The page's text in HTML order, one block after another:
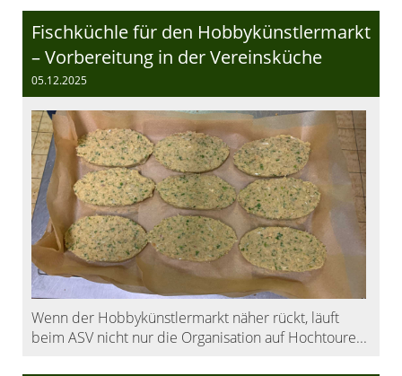
Fischküchle für den Hobbykünstlermarkt
– Vorbereitung in der Vereinsküche
05.12.2025
Wenn der Hobbykünstlermarkt näher rückt, läuft
beim ASV nicht nur die Organisation auf Hochtoure...